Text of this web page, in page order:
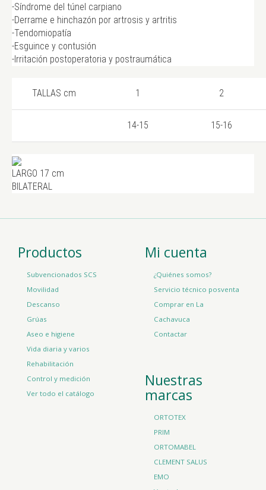
-Síndrome del túnel carpiano
-Derrame e hinchazón por artrosis y artritis
-Tendomiopatía
-Esguince y contusión
-Irritación postoperatoria y postraumática
TALLAS cm 1 2
14-15 15-16
LARGO 17 cm
BILATERAL
Productos
Subvencionados SCS
Movilidad
Descanso
Grúas
Aseo e higiene
Vida diaria y varios
Rehabilitación
Control y medición
Ver todo el catálogo
Mi cuenta
¿Quiénes somos?
Servicio técnico posventa
Comprar en La
Cachavuca
Contactar
Nuestras
marcas
ORTOTEX
PRIM
ORTOMABEL
CLEMENT SALUS
EMO